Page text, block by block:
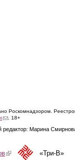
Роскомнадзором.
(link sends e-mail)
. 18+
Марина
(link is external)«Три-В»